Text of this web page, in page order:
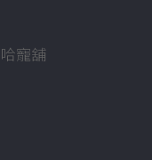
寵舖